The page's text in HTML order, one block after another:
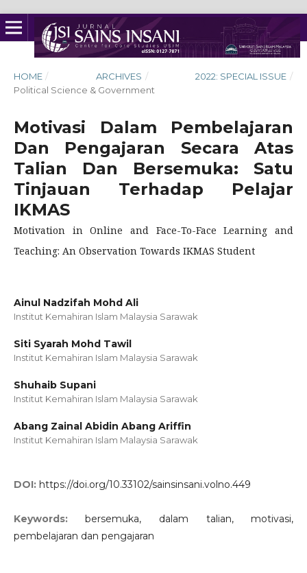
HOME / ARCHIVES / 2022: SPECIAL ISSUE /
Political Science & Government
Motivasi Dalam Pembelajaran
Dan Pengajaran Secara Atas
Talian Dan Bersemuka: Satu
Tinjauan Terhadap Pelajar
IKMAS
Motivation in Online and Face-To-Face Learning and
Teaching: An Observation Towards IKMAS Student
Ainul Nadzifah Mohd Ali
Institut Kemahiran Islam Malaysia Sarawak
Siti Syarah Mohd Tawil
Institut Kemahiran Islam Malaysia Sarawak
Shuhaib Supani
Institut Kemahiran Islam Malaysia Sarawak
Abang Zainal Abidin Abang Ariffin
Institut Kemahiran Islam Malaysia Sarawak
DOI: https://doi.org/10.33102/sainsinsani.volno.449
Keywords:bersemuka, dalam talian, motivasi,
pembelajaran dan pengajaran